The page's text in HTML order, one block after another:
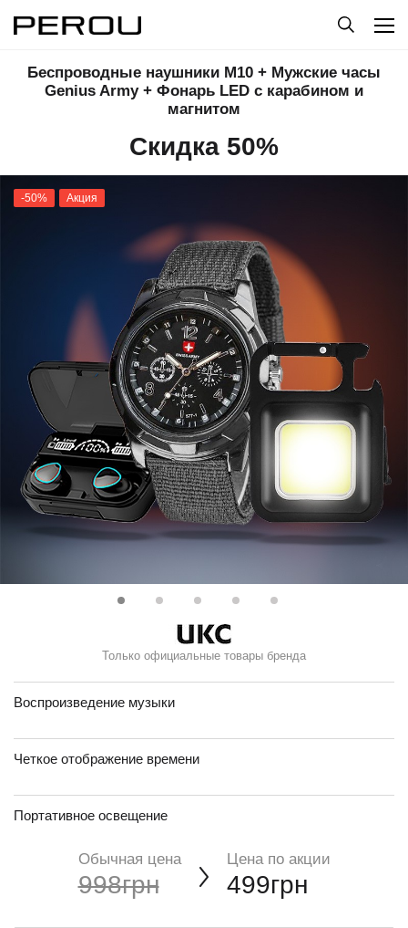
Беспроводные наушники M10 + Мужские часы
Genius Army + Фонарь LED с карабином и
магнитом
Скидка 50%
-50% Акция
Только официальные товары бренда
Воспроизведение музыки
Четкое отображение времени
Портативное освещение
Обычная цена
998грн
Цена по акции
499грн